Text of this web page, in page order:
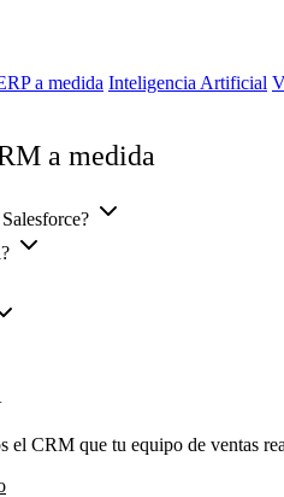
a medida Inteligencia Artificial
a medida
el CRM que tu equipo de ventas